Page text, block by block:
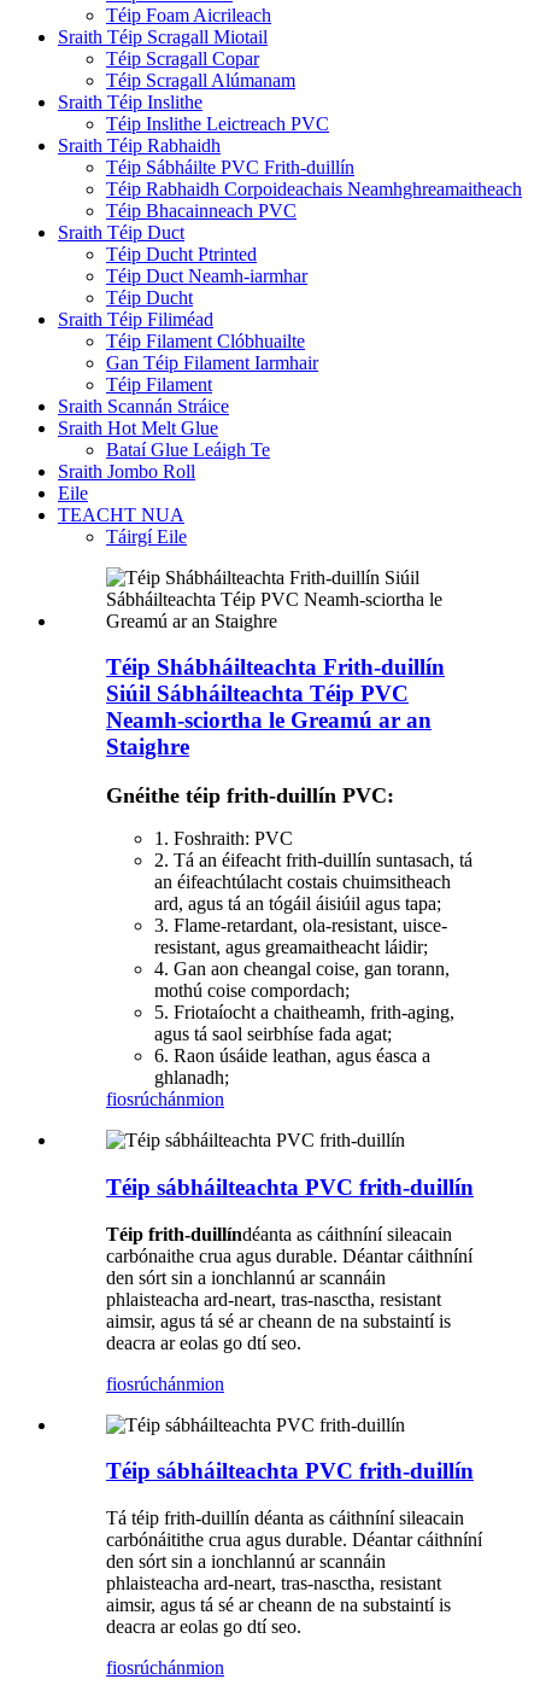
Téip Foam Aicrileach
Sraith Téip Scragall Miotail
Téip Scragall Copar
Téip Scragall Alúmanam
Sraith Téip Inslithe
Téip Inslithe Leictreach PVC
Sraith Téip Rabhaidh
Téip Sábháilte PVC Frith-duillín
Téip Rabhaidh Corpoideachais Neamhghreamaitheach
Téip Bhacainneach PVC
Sraith Téip Duct
Téip Ducht Ptrinted
Téip Duct Neamh-iarmhar
Téip Ducht
Sraith Téip Filiméad
Téip Filament Clóbhuailte
Gan Téip Filament Iarmhair
Téip Filament
Sraith Scannán Stráice
Sraith Hot Melt Glue
Bataí Glue Leáigh Te
Sraith Jombo Roll
Eile
TEACHT NUA
Táirgí Eile
Téip Shábháilteachta Frith-duillín
Siúil Sábháilteachta Téip PVC
Neamh-sciortha le Greamú ar an
Staighre
Gnéithe téip frith-duillín PVC:
1. Foshraith: PVC
2. Tá an éifeacht frith-duillín suntasach, tá
an éifeachtúlacht costais chuimsitheach
ard, agus tá an tógáil áisiúil agus tapa;
3. Flame-retardant, ola-resistant, uisce-
resistant, agus greamaitheacht láidir;
4. Gan aon cheangal coise, gan torann,
mothú coise compordach;
5. Friotaíocht a chaitheamh, frith-aging,
agus tá saol seirbhíse fada agat;
6. Raon úsáide leathan, agus éasca a
ghlanadh;
fiosrúchánmion
Téip sábháilteachta PVC frith-duillín
Téip frith-duillíndéanta as cáithníní sileacain
carbónaithe crua agus durable. Déantar cáithníní
den sórt sin a ionchlannú ar scannáin
phlaisteacha ard-neart, tras-nasctha, resistant
aimsir, agus tá sé ar cheann de na substaintí is
deacra ar eolas go dtí seo.
fiosrúchánmion
Téip sábháilteachta PVC frith-duillín
Tá téip frith-duillín déanta as cáithníní sileacain
carbónáitithe crua agus durable. Déantar cáithníní
den sórt sin a ionchlannú ar scannáin
phlaisteacha ard-neart, tras-nasctha, resistant
aimsir, agus tá sé ar cheann de na substaintí is
deacra ar eolas go dtí seo.
fiosrúchánmion